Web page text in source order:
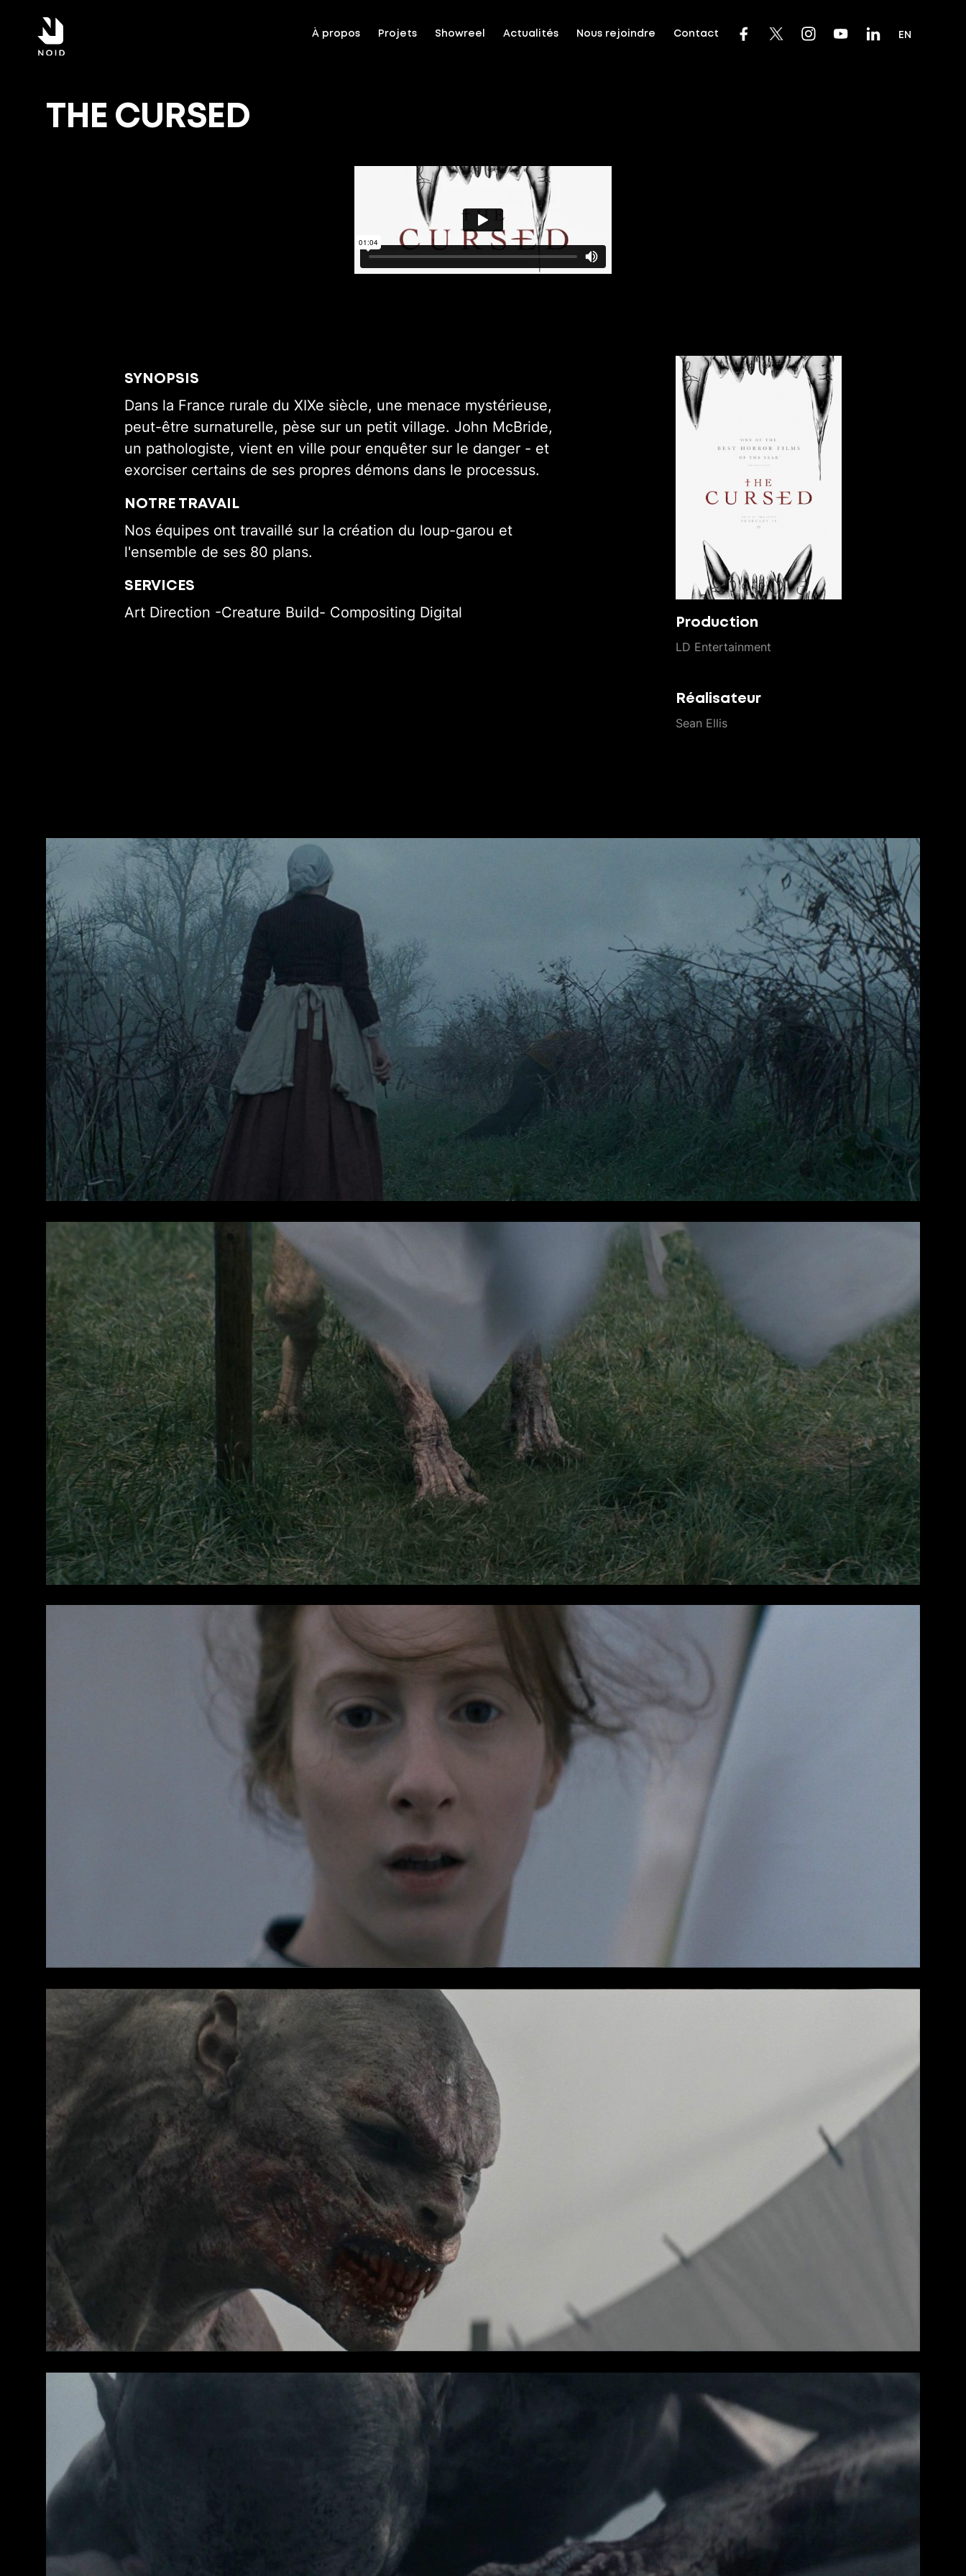
À propos Projets Showreel Actualités Nous rejoindre Contact EN
THE CURSED
SYNOPSIS
Dans la France rurale du XIXe siècle, une menace mystérieuse,
peut-être surnaturelle, pèse sur un petit village. John McBride,
un pathologiste, vient en ville pour enquêter sur le danger - et
exorciser certains de ses propres démons dans le processus.
NOTRE TRAVAIL
Nos équipes ont travaillé sur la création du loup-garou et
l'ensemble de ses 80 plans.
SERVICES
Art Direction -Creature Build- Compositing Digital
Production
LD Entertainment
Réalisateur
Sean Ellis